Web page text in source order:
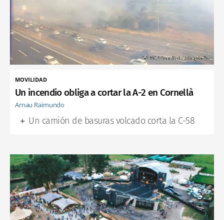
MOVILIDAD
Un incendio obliga a cortar la A-2 en Cornellà
Arnau Raimundo
Un camión de basuras volcado corta la C-58